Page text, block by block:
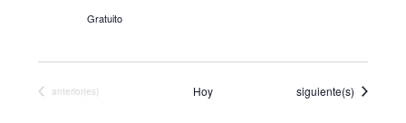
Gratuito
Eventos
anterior(es) Hoy Eventos
siguiente(s)